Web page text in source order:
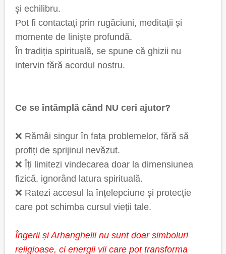
și echilibru.
Pot fi contactați prin rugăciuni, meditații și
momente de liniște profundă.
În tradiția spirituală, se spune că ghizii nu
intervin fără acordul nostru.
Ce se întâmplă când NU ceri ajutor?
❌ Rămâi singur în fața problemelor, fără să
profiți de sprijinul nevăzut.
❌ Îți limitezi vindecarea doar la dimensiunea
fizică, ignorând latura spirituală.
❌ Ratezi accesul la înțelepciune și protecție
care pot schimba cursul vieții tale.
Îngerii și Arhanghelii nu sunt doar simboluri
religioase, ci energii vii care pot transforma